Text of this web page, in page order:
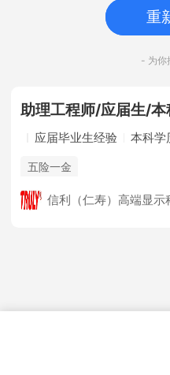
重
- 为你
助理工程师/应届生/本
应届毕业生经验 本科学
五险一金